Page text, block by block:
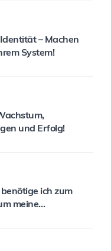
– Machen
System!
und Erfolg!
ich zum
meine